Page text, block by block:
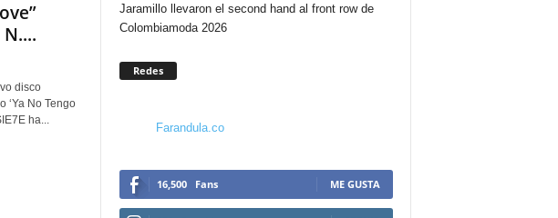
disco
‘Ya No Tengo
ha...
Jaramillo llevaron el second hand al front row de
Colombiamoda 2026
Redes
Farandula.co
16,500 Fans ME GUSTA